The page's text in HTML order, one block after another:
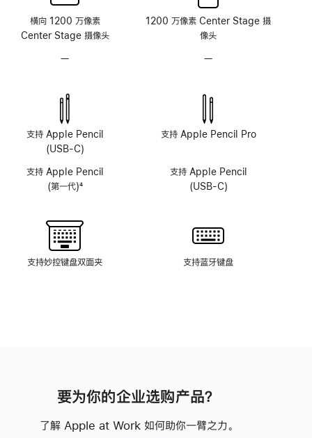
横向 1200 万像素
Center Stage 摄像头
—
像
头
统
支持 Apple Pencil
(USB-C)
支持 Apple Pencil
(第一代)4
支持妙控键盘双面夹
1200 万像素 Center Stage 摄
像头
—
像
统
支持 Apple Pencil Pro
支持 Apple Pencil
(USB-C)
支持蓝牙键盘
要为你的企业选购产品？
了解 Apple at Work 如何助你一臂之力。